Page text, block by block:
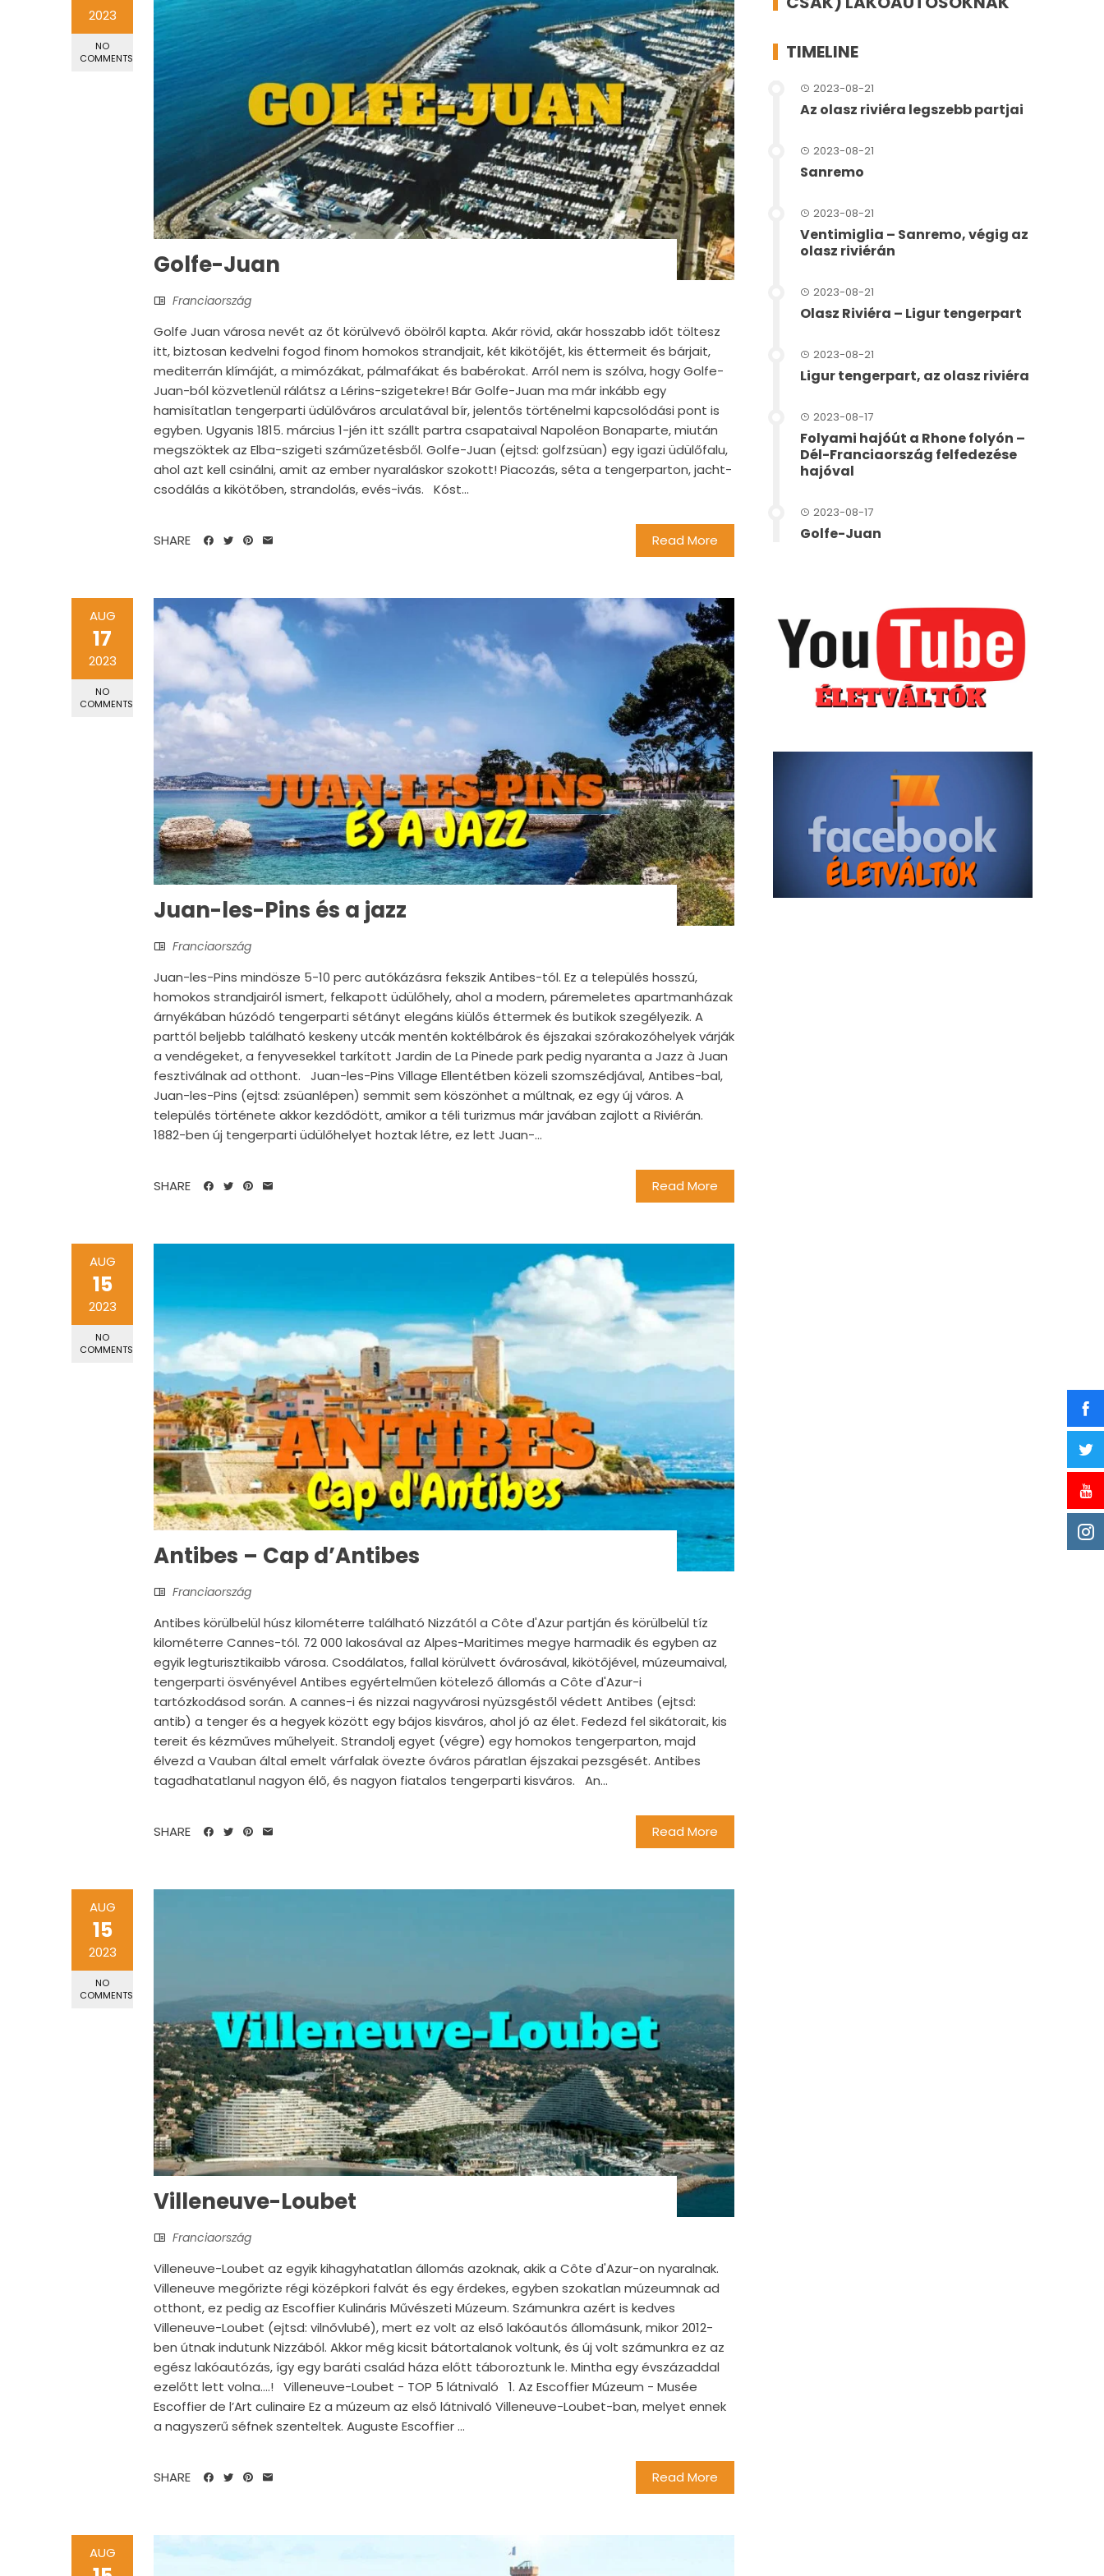
2023
NO
COMMENTS
Golfe-Juan
Franciaország
Golfe Juan városa nevét az őt körülvevő öbölről kapta. Akár rövid, akár hosszabb időt töltesz
itt, biztosan kedvelni fogod finom homokos strandjait, két kikötőjét, kis éttermeit és bárjait,
mediterrán klímáját, a mimózákat, pálmafákat és babérokat. Arról nem is szólva, hogy Golfe-
Juan-ból közvetlenül rálátsz a Lérins-szigetekre! Bár Golfe-Juan ma már inkább egy
hamisítatlan tengerparti üdülőváros arculatával bír, jelentős történelmi kapcsolódási pont is
egyben. Ugyanis 1815. március 1-jén itt szállt partra csapataival Napoléon Bonaparte, miután
megszöktek az Elba-szigeti száműzetésből. Golfe-Juan (ejtsd: golfzsüan) egy igazi üdülőfalu,
ahol azt kell csinálni, amit az ember nyaraláskor szokott! Piacozás, séta a tengerparton, jacht-
csodálás a kikötőben, strandolás, evés-ivás. Kóst...
Read More
SHARE
AUG
17
2023
NO
COMMENTS
Juan-les-Pins és a jazz
Franciaország
Juan-les-Pins mindösze 5-10 perc autókázásra fekszik Antibes-tól. Ez a település hosszú,
homokos strandjairól ismert, felkapott üdülőhely, ahol a modern, páremeletes apartmanházak
árnyékában húzódó tengerparti sétányt elegáns kiülős éttermek és butikok szegélyezik. A
parttól beljebb található keskeny utcák mentén koktélbárok és éjszakai szórakozóhelyek várják
a vendégeket, a fenyvesekkel tarkított Jardin de La Pinede park pedig nyaranta a Jazz à Juan
fesztiválnak ad otthont. Juan-les-Pins Village Ellentétben közeli szomszédjával, Antibes-bal,
Juan-les-Pins (ejtsd: zsüanlépen) semmit sem köszönhet a múltnak, ez egy új város. A
település története akkor kezdődött, amikor a téli turizmus már javában zajlott a Riviérán.
1882-ben új tengerparti üdülőhelyet hoztak létre, ez lett Juan-...
Read More
SHARE
AUG
15
2023
NO
COMMENTS
Antibes – Cap d’Antibes
Franciaország
Antibes körülbelül húsz kilométerre található Nizzától a Côte d'Azur partján és körülbelül tíz
kilométerre Cannes-tól. 72 000 lakosával az Alpes-Maritimes megye harmadik és egyben az
egyik legturisztikaibb városa. Csodálatos, fallal körülvett óvárosával, kikötőjével, múzeumaival,
tengerparti ösvényével Antibes egyértelműen kötelező állomás a Côte d'Azur-i
tartózkodásod során. A cannes-i és nizzai nagyvárosi nyüzsgéstől védett Antibes (ejtsd:
antib) a tenger és a hegyek között egy bájos kisváros, ahol jó az élet. Fedezd fel sikátorait, kis
tereit és kézműves műhelyeit. Strandolj egyet (végre) egy homokos tengerparton, majd
élvezd a Vauban által emelt várfalak övezte óváros páratlan éjszakai pezsgését. Antibes
tagadhatatlanul nagyon élő, és nagyon fiatalos tengerparti kisváros. An...
Read More
SHARE
AUG
15
2023
NO
COMMENTS
Villeneuve-Loubet
Franciaország
Villeneuve-Loubet az egyik kihagyhatatlan állomás azoknak, akik a Côte d'Azur-on nyaralnak.
Villeneuve megőrizte régi középkori falvát és egy érdekes, egyben szokatlan múzeumnak ad
otthont, ez pedig az Escoffier Kulináris Művészeti Múzeum. Számunkra azért is kedves
Villeneuve-Loubet (ejtsd: vilnővlubé), mert ez volt az első lakóautós állomásunk, mikor 2012-
ben útnak indutunk Nizzából. Akkor még kicsit bátortalanok voltunk, és új volt számunkra ez az
egész lakóautózás, így egy baráti család háza előtt táboroztunk le. Mintha egy évszázaddal
ezelőtt lett volna....! Villeneuve-Loubet - TOP 5 látnivaló 1. Az Escoffier Múzeum - Musée
Escoffier de l’Art culinaire Ez a múzeum az első látnivaló Villeneuve-Loubet-ban, melyet ennek
a nagyszerű séfnek szenteltek. Auguste Escoffier ...
Read More
SHARE
AUG
TIMELINE
2023-08-21
Az olasz riviéra legszebb partjai
2023-08-21
Sanremo
2023-08-21
Ventimiglia – Sanremo, végig az
olasz riviérán
2023-08-21
Olasz Riviéra – Ligur tengerpart
2023-08-21
Ligur tengerpart, az olasz riviéra
2023-08-17
Folyami hajóút a Rhone folyón –
Dél-Franciaország felfedezése
hajóval
2023-08-17
Golfe-Juan